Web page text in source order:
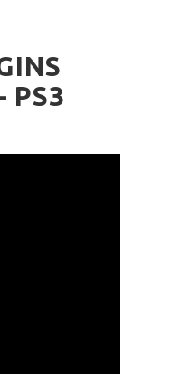
PS3